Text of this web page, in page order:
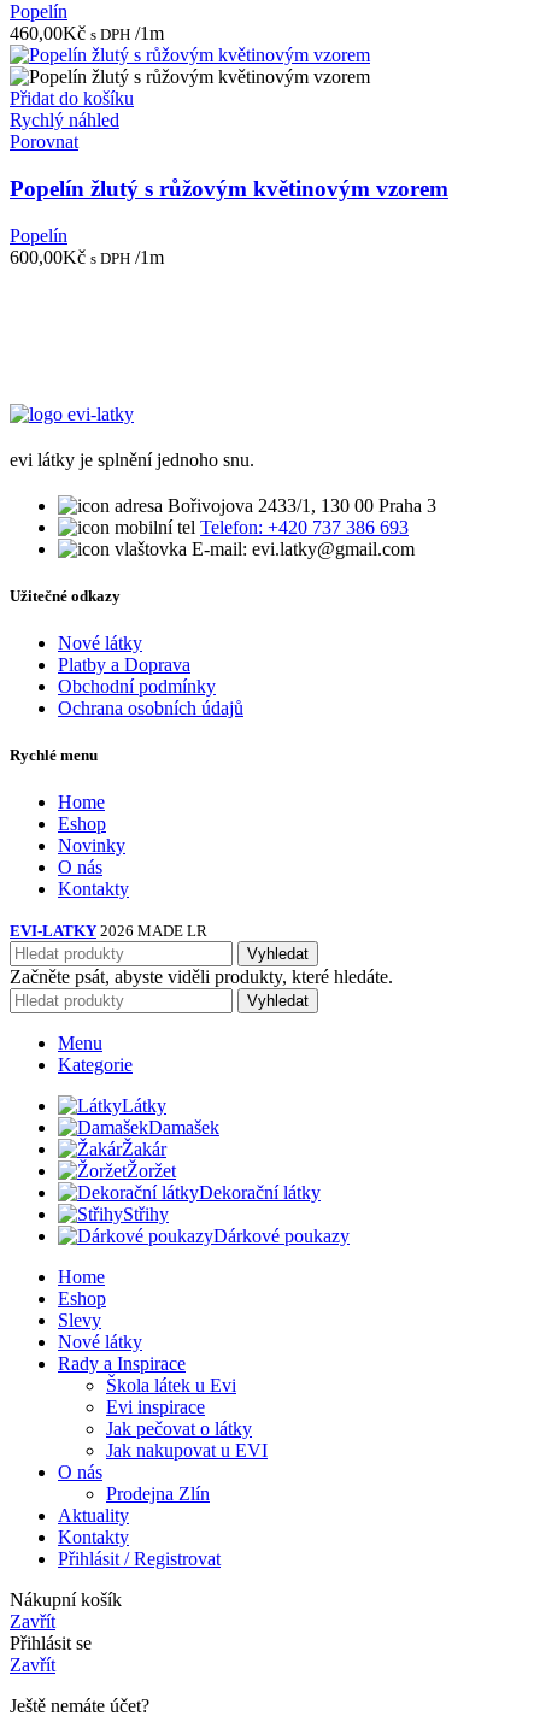
Popelín
460,00Kč s DPH /1m
Přidat do košíku
Rychlý náhled
Porovnat
Popelín žlutý s růžovým květinovým vzorem
Popelín
600,00Kč s DPH /1m
evi látky je splnění jednoho snu.
Bořivojova 2433/1, 130 00 Praha 3
Telefon: +420 737 386 693
E-mail: evi.latky@gmail.com
Užitečné odkazy
Nové látky
Platby a Doprava
Obchodní podmínky
Ochrana osobních údajů
Rychlé menu
Home
Eshop
Novinky
O nás
Kontakty
EVI-LATKY 2026 MADE LR
Vyhledat
Začněte psát, abyste viděli produkty, které hledáte.
Vyhledat
Menu
Kategorie
Látky
Damašek
Žakár
Žoržet
Dekorační látky
Střihy
Dárkové poukazy
Home
Eshop
Slevy
Nové látky
Rady a Inspirace
Škola látek u Evi
Evi inspirace
Jak pečovat o látky
Jak nakupovat u EVI
O nás
Prodejna Zlín
Aktuality
Kontakty
Přihlásit / Registrovat
Nákupní košík
Zavřít
Přihlásit se
Zavřít
Ještě nemáte účet?